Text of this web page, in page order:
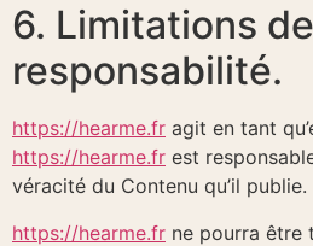
6. Limitations de
responsabilité.
https://hearme.fr agit en tant
https://hearme.fr est
véracité du Contenu qu’il publie.
https://hearme.fr ne pourra être